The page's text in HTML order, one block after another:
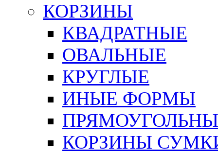
КОРЗИНЫ
КВАДРАТНЫЕ
ОВАЛЬНЫЕ
КРУГЛЫЕ
ИНЫЕ ФОРМЫ
КОРЗИНЫ